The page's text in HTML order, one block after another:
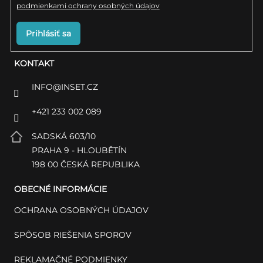
KONTAKT
INFO@INSET.CZ
+421 233 002 089
SADSKÁ 603/10
PRAHA 9 - HLOUBĚTÍN
198 00 ČESKÁ REPUBLIKA
OBECNÉ INFORMÁCIE
OCHRANA OSOBNÝCH ÚDAJOV
SPÔSOB RIEŠENIA SPOROV
REKLAMAČNÉ PODMIENKY
podmienkami ochrany osobných údajov
Prihlásiť sa